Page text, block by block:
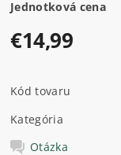
Jednotková cena
€14,99
Kód tovaru
Kategória
Otázka